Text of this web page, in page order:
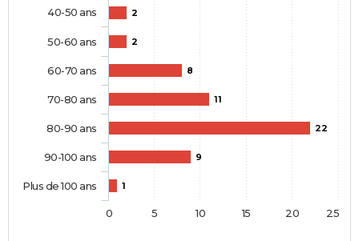
2
2
8
11
22
9
1
40-50 ans
50-60 ans
60-70 ans
70-80 ans
80-90 ans
90-100 ans
Plus de 100 ans
0 5 10 15 20 25